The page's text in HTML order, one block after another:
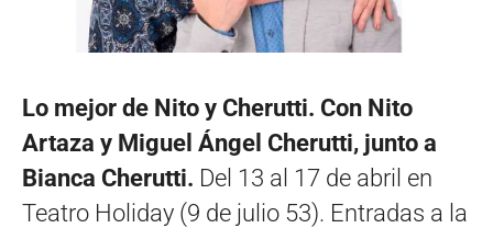
Lo mejor de Nito y Cherutti. Con Nito
Artaza y Miguel Ángel Cherutti, junto a
Bianca Cherutti. Del 13 al 17 de abril en
Teatro Holiday (9 de julio 53). Entradas a la